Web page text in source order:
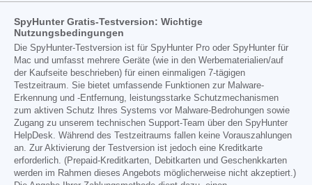
SpyHunter Gratis-Testversion: Wichtige
Nutzungsbedingungen
Die SpyHunter-Testversion ist für SpyHunter Pro oder SpyHunter für
Mac und umfasst mehrere Geräte (wie in den Werbematerialien/auf
der Kaufseite beschrieben) für einen einmaligen 7-tägigen
Testzeitraum. Sie bietet umfassende Funktionen zur Malware-
Erkennung und -Entfernung, leistungsstarke Schutzmechanismen
zum aktiven Schutz Ihres Systems vor Malware-Bedrohungen sowie
Zugang zu unserem technischen Support-Team über den SpyHunter
HelpDesk. Während des Testzeitraums fallen keine Vorauszahlungen
an. Zur Aktivierung der Testversion ist jedoch eine Kreditkarte
erforderlich. (Prepaid-Kreditkarten, Debitkarten und Geschenkkarten
werden im Rahmen dieses Angebots möglicherweise nicht akzeptiert.)